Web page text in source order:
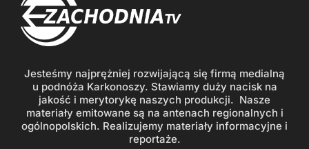
Jesteśmy najprężniej rozwijającą się firmą medialną
u podnóża Karkonoszy. Stawiamy duży nacisk na
jakość i merytorykę naszych produkcji. Nasze
materiały emitowane są na antenach regionalnych i
ogólnopolskich. Realizujemy materiały informacyjne i
reportaże.